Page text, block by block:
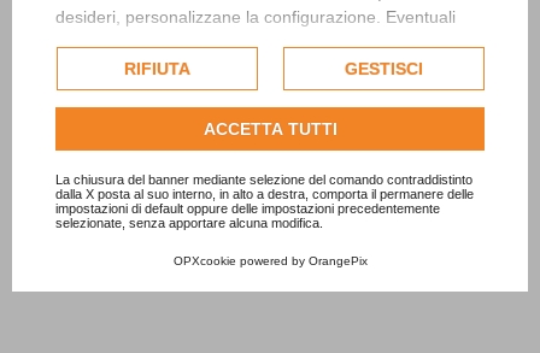
desideri, personalizzane la configurazione. Eventuali
esclusivamente previa acquisizione del consenso
dell'utente.
Consulta l'informativa cookie completa.
RIFIUTA GESTISCI
ACCETTA TUTTI
La chiusura del banner mediante selezione del comando contraddistinto
dalla X posta al suo interno, in alto a destra, comporta il permanere delle
impostazioni di default oppure delle impostazioni precedentemente
selezionate, senza apportare alcuna modifica.
OPXcookie powered by OrangePix